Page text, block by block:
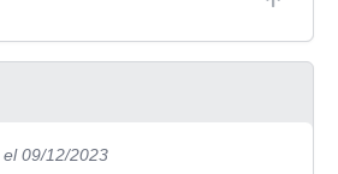
el 09/12/2023